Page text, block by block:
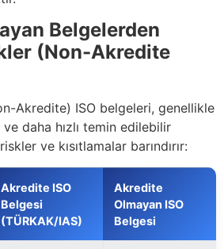
Belgelerden
(Non-Akredite
Akredite) ISO belgeleri, genellikle
daha hızlı temin edilebilir
ve kısıtlamalar barındırır:
Akredite ISO
Belgesi
(TÜRKAK/IAS)
Akredite
Olmayan ISO
Belgesi